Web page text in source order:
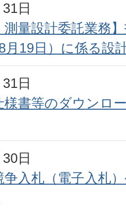
日
測量設計委託業務
月19日）に係る設
日
様書等のダウンロ
日
入札（電子入札